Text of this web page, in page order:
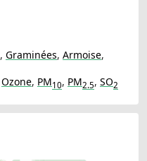
, Graminées, Armoise,
Ozone, PM10, PM2.5, SO2